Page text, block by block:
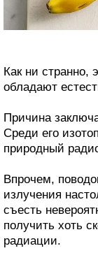
Как ни странно,
обладают
Причина
Среди его
природный
Впрочем,
излучения
съесть
получить хоть
радиации.